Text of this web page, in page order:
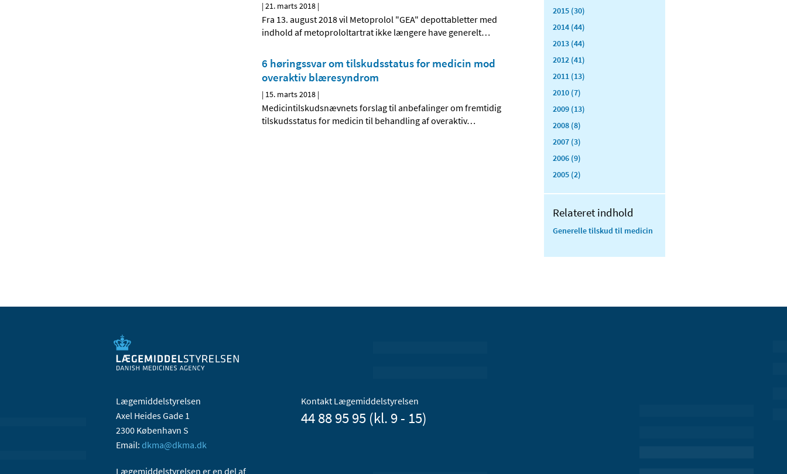
|21. marts 2018 |
Fra 13. august 2018 vil Metoprolol "GEA" depottabletter med
indhold af metoprololtartrat ikke længere have generelt…
6 høringssvar om tilskudsstatus for medicin mod
overaktiv blæresyndrom
| 15. marts 2018 |
Medicintilskudsnævnets forslag til anbefalinger om fremtidig
tilskudsstatus for medicin til behandling af overaktiv…
2015 (30)
2014 (44)
2013 (44)
2012 (41)
2011 (13)
2010 (7)
2009 (13)
2008 (8)
2007 (3)
2006 (9)
2005 (2)
Relateret indhold
Generelle tilskud til medicin
Lægemiddelstyrelsen
Axel Heides Gade 1
2300 København S
Email: dkma@dkma.dk
Lægemiddelstyrelsen er en del af
Kontakt Lægemiddelstyrelsen
44 88 95 95 (kl. 9 - 15)